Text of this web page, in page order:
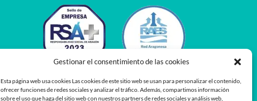
Gestionar el consentimiento de las cookies
Esta página web usa cookies Las cookies de este sitio web se usan para personalizar el contenido,
ofrecer funciones de redes sociales y analizar el tráfico. Además, compartimos información
sobre el uso que haga del sitio web con nuestros partners de redes sociales y análisis web,